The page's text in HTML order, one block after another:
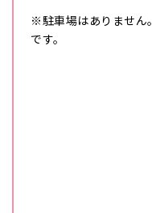
※駐車場はありません
です。